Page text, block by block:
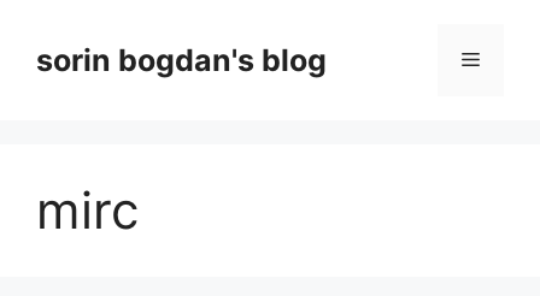
contentsorin bogdan's blog Menu
mirc